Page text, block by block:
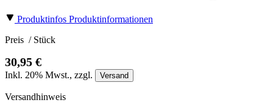
Produktinfos Produktinformationen
Preis / Stück
30,95 €
Inkl. 20% Mwst., zzgl. Versand
Versandhinweis